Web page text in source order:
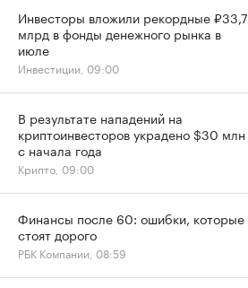
Инвесторы вложили рекордные ₽33,7
млрд в фонды денежного рынка в
июле
Инвестиции, 09:00
В результате нападений на
криптоинвесторов украдено $30 млн
с начала года
Крипто, 09:00
Финансы после 60: ошибки, которые
стоят дорого
РБК Компании, 08:59